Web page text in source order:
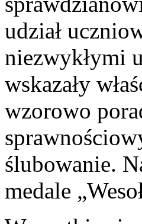
udział
niezwykłymi
wskazały
wzorowo
ślubowanie.
medale